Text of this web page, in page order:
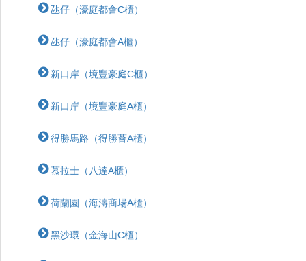
氹仔（濠庭都會C櫃）
氹仔（濠庭都會A櫃）
新口岸（境豐豪庭C櫃）
新口岸（境豐豪庭A櫃）
得勝馬路（得勝薈A櫃）
慕拉士（八達A櫃）
荷蘭園（海濤商場A櫃）
黑沙環（金海山C櫃）